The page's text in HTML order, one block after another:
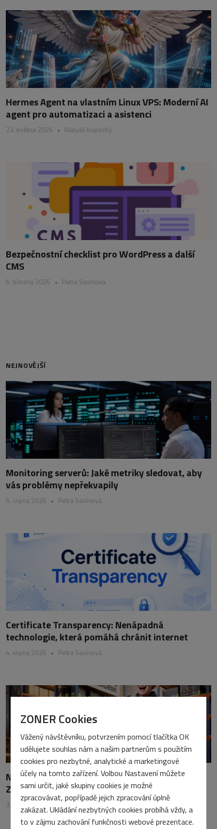
ZONER Cookies
Vážený návštěvníku, potvrzením pomocí tlačítka OK
udělujete souhlas nám a našim partnerům s použitím
cookies pro nezbytné, analytické a marketingové
účely na tomto zařízení. Volbou Nastavení můžete
sami určit, jaké skupiny cookies je možné
zpracovávat, popřípadě jejich zpracování úplně
zakázat. Ukládání nezbytných cookies probíhá vždy, a
to v zájmu zachování funkčnosti webové prezentace.
Hermes Agent na vlastním Linux VPS: Moderní AI
agent pro automatizaci a asistenci
23. května 2026 • Matyáš Kopecký
Bezpečnostní checklist pro WordPress a další
CMS
6. března 2026 • Petra Sasínová
NEJNOVĚJŠÍ
Monitoring serverů: Jaké metriky sledovat, aby
vás problémy nepřekvapily
5. srpna 2026 • Petra Sasínová
Certificate Transparency: Nenápadná
technologie, která pomáhá chránit internet
4. srpna 2026 • Petra Sasínová
Nečekejte týdny na volnou kapacitu. Se
ZonerCloudem získáte AI GPU server okamžitě
3. srpna 2026 Matyáš Kopecký